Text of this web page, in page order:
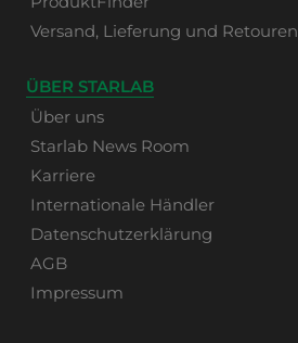
Versand, Lieferung und Retouren
ÜBER STARLAB
Über uns
Starlab News Room
Karriere
Internationale Händler
Datenschutzerklärung
AGB
Impressum